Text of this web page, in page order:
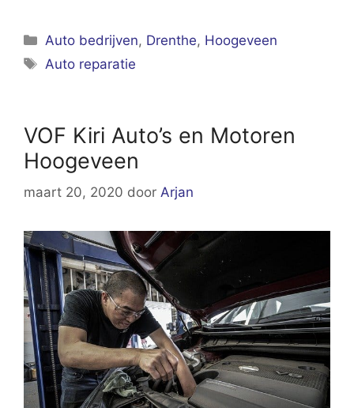
Categorieën
Auto bedrijven, Drenthe, Hoogeveen
Tags
Auto reparatie
VOF Kiri Auto’s en Motoren
Hoogeveen
maart 20, 2020 door Arjan